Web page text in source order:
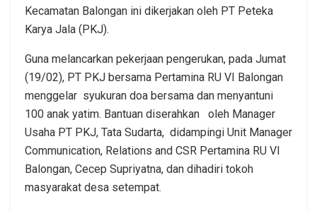
Kecamatan Balongan ini dikerjakan oleh PT Peteka
Karya Jala (PKJ).
Guna melancarkan pekerjaan pengerukan, pada Jumat
(19/02), PT PKJ bersama Pertamina RU VI Balongan
menggelar syukuran doa bersama dan menyantuni
100 anak yatim. Bantuan diserahkan oleh Manager
Usaha PT PKJ, Tata Sudarta, didampingi Unit Manager
Communication, Relations and CSR Pertamina RU VI
Balongan, Cecep Supriyatna, dan dihadiri tokoh
masyarakat desa setempat.